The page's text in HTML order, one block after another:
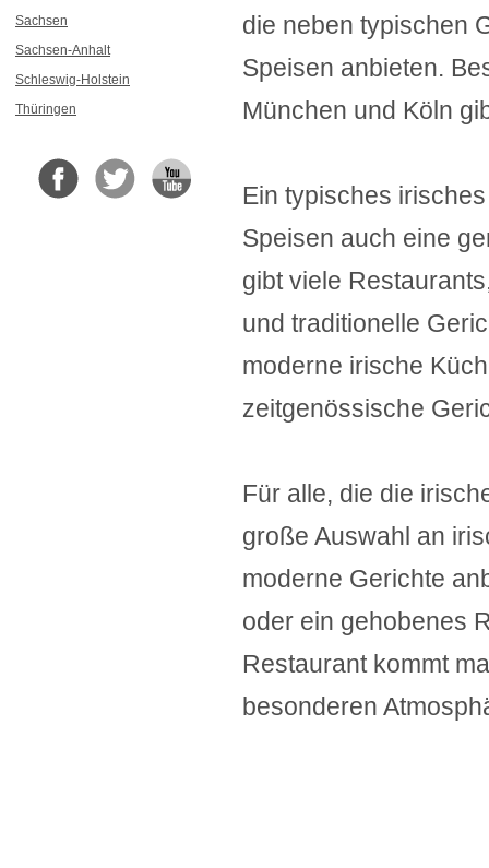
Sachsen
Sachsen-Anhalt
Schleswig-Holstein
Thüringen
die neben typischen
Speisen anbieten.
München und Köln
Ein typisches
Speisen auch eine
gibt viele
und traditionelle
moderne irische
zeitgenössische
Für alle, die die
große Auswahl an
moderne Gerichte
oder ein gehobenes
Restaurant kommt
besonderen